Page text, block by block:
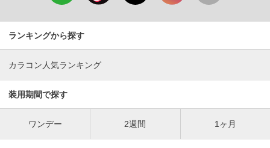
ランキングから探す
カラコン人気ランキング
装用期間で探す
ワンデー 2週間 1ヶ月